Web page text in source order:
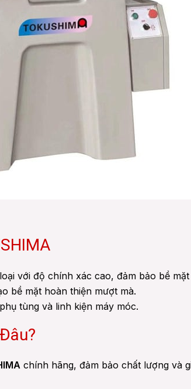
với độ chính xác cao, đảm bảo bề
bề mặt hoàn thiện mượt mà.
tùng và linh kiện máy móc.
chính hãng, đảm bảo chất lượng và